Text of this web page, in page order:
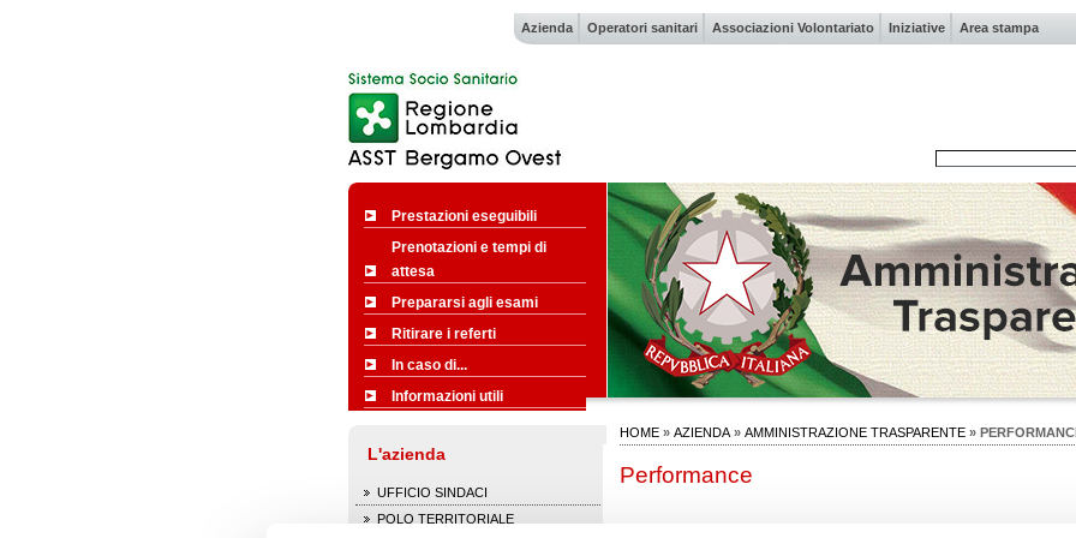
Azienda Operatori sanitari Associazioni Volontariato Iniziative Area stampa
Prestazioni eseguibili
Prenotazioni e tempi di
attesa
Prepararsi agli esami
Ritirare i referti
In caso di...
Informazioni utili
L'azienda
UFFICIO SINDACI
POLO TERRITORIALE
HOME» AZIENDA» AMMINISTRAZIONE TRASPARENTE»
Performance